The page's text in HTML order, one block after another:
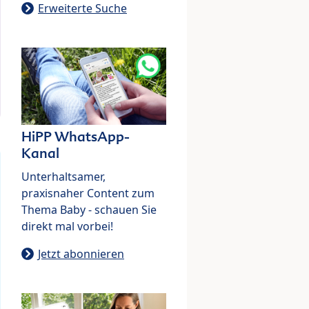
Erweiterte Suche
HiPP WhatsApp-
Kanal
Unterhaltsamer,
praxisnaher Content zum
Thema Baby - schauen Sie
direkt mal vorbei!
Jetzt abonnieren